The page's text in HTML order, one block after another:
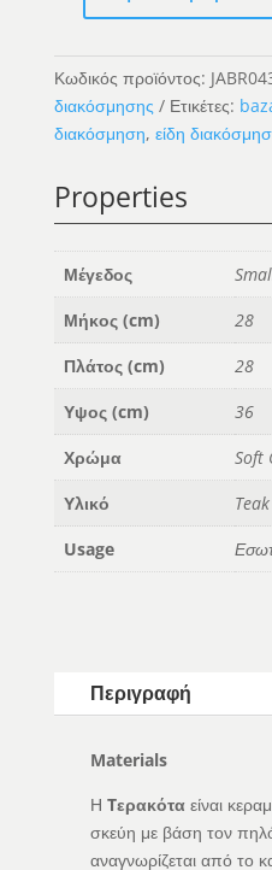
Low
-
Concrete
Natural
S
ποσότητα
Κωδικός προϊόντος:
διακόσμησης
Ετικέτες:
διακόσμηση, είδη
Properties
Μέγεδος
Μήκος (cm)
28
Πλάτος (cm)
28
Υψος (cm)
36
Χρώμα
Soft
Υλικό
Usage
Περιγραφή
Materials
Η Tερακόταείναι
σκεύη με βάση τον
αναγνωρίζεται από το